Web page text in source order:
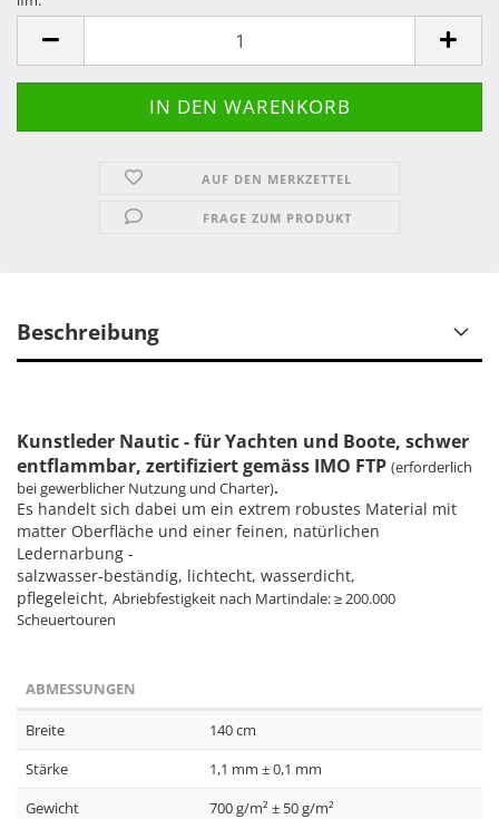
AUF DEN MERKZETTEL
FRAGE ZUM PRODUKT
Beschreibung
Kunstleder Nautic - für Yachten und Boote, schwer
entflammbar, zertifiziert gemäss IMO FTP (erforderlich
bei gewerblicher Nutzung und Charter).
Es handelt sich dabei um ein extrem robustes Material mit
matter Oberfläche und einer feinen, natürlichen
Ledernarbung -
salzwasser-beständig, lichtecht, wasserdicht,
pflegeleicht, Abriebfestigkeit nach Martindale: ≥ 200.000
Scheuertouren
ABMESSUNGEN
Breite
140 cm
Stärke
1,1 mm ± 0,1 mm
Gewicht
700 g/m² ± 50 g/m²